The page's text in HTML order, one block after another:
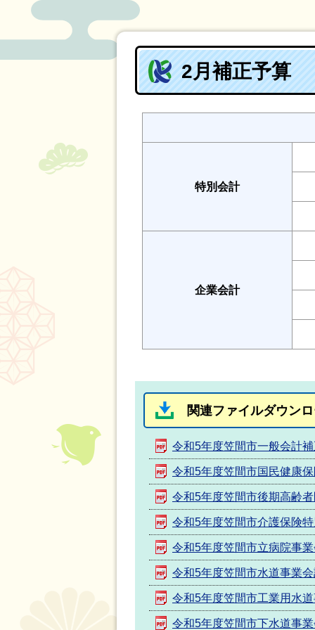
2月補正予算
特別会計
企業会計
関連ファイルダウン
令和5年度笠間市一般会計
令和5年度笠間市国民健康
令和5年度笠間市後期高齢
令和5年度笠間市介護保険
令和5年度笠間市立病院事
令和5年度笠間市水道事業
令和5年度笠間市工業用水
令和5年度笠間市下水道事